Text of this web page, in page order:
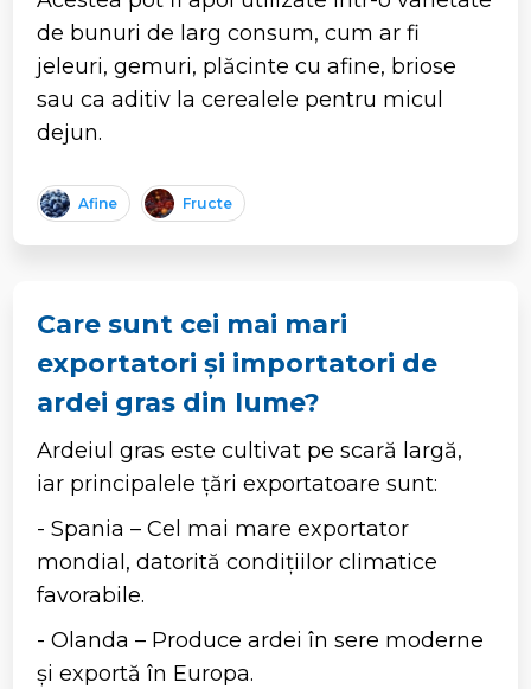
de bunuri de larg consum, cum ar fi
jeleuri, gemuri, plăcinte cu afine, briose
sau ca aditiv la cerealele pentru micul
dejun.
Afine Fructe
Care sunt cei mai mari
exportatori și importatori de
ardei gras din lume?
Ardeiul gras este cultivat pe scară largă,
iar principalele țări exportatoare sunt:
- Spania – Cel mai mare exportator
mondial, datorită condițiilor climatice
favorabile.
- Olanda – Produce ardei în sere moderne
și exportă în Europa.